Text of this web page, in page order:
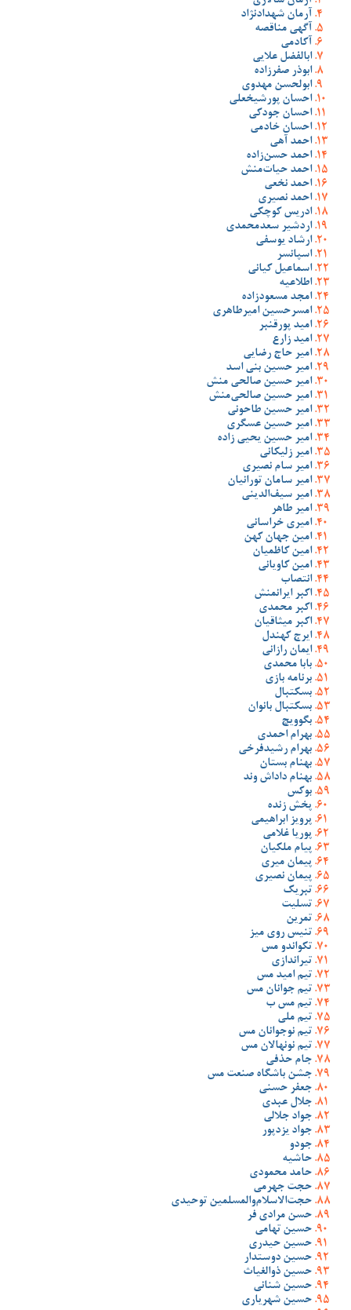
آرمان شهدادنژاد
آگهی مناقصه
آکادمی
ابالفضل علایی
ابوذر صفرزاده
ابولحسن مهدوی
احسان پورشیخعلی
احسان جودکی
احسان خادمی
احمد آهی
احمد حسن‌زاده
احمد حیات‌منش
احمد نخعی
احمد نصیری
ادریس کوچکی
اردشیر سعدمحمدی
ارشاد یوسفی
اسپانسر
اسماعیل کیانی
اطلاعیه
امجد مسعودزاده
امسرحسین امیرطاهری
امید پورقنبر
امید زارع
امیر حاج رضایی
امیر حسین بنی اسد
امیر حسین صالحی منش
امیر حسین صالحی‌منش
امیر حسین طاحونی
امیر حسین عسگری
امیر حسین یحیی زاده
امیر زلیکانی
امیر سام نصیری
امیر سامان تورانیان
امیر سیف‌الدینی
امیر طاهر
امیری خراسانی
امین جهان کهن
امین کاظمیان
امین کاویانی
انتصاب
اکبر ایرانمنش
اکبر محمدی
اکبر میثاقیان
ایرج کهندل
ایمان رازانی
بابا محمدی
برنامه بازی
بسکتبال
بسکتبال بانوان
بگوویچ
بهرام احمدی
بهرام رشیدفرخی
بهنام بستان
بهنام داداش وند
بوکس
پخش زنده
پرویز ابراهیمی
پوریا غلامی
پیام ملکیان
پیمان میری
پیمان نصیری
تبریک
تسلیت
تمرین
تنیس روی میز
تکواندو مس
تیراندازی
تیم امید مس
تیم جوانان مس
تیم مس ب
تیم ملی
تیم نوجوانان مس
تیم نونهالان مس
جام حذفی
جشن باشگاه صنعت مس
جعفر حسنی
جلال عبدی
جواد جلالی
جواد یزدپور
جودو
حاشیه
حامد محمودی
حجت جهرمی
حجت‌الاسلام‌والمسلمین توحیدی
حسن مرادی فر
حسین تهامی
حسین حیدری
حسین دوستدار
حسین ذوالغیاث
حسین شنانی
حسین شهریاری